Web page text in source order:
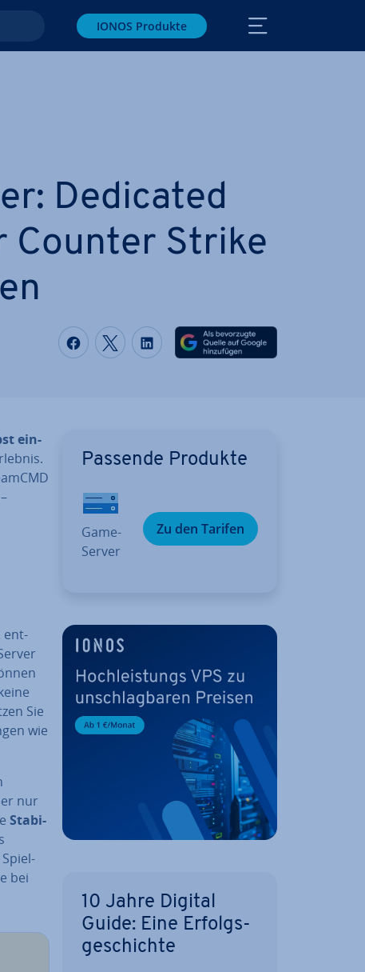
IONOS Produkte
Dedicated
Counter Strike
Auf Facebook teilen
Auf Twitter teilen
Auf LinkedIn teilen
ein­
ent­
Sie
wie
nur
Sta­bi­
Spiel­
bei
Passende Produkte
Game-
Server
Zu den Tarifen
10 Jahre Digital
Guide: Eine Er­folgs­
ge­schich­te